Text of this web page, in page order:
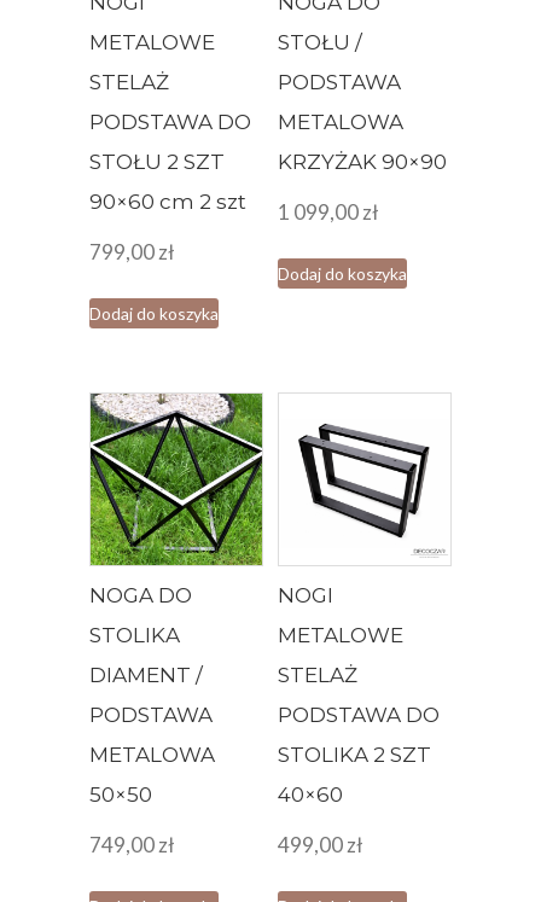
METALOWE
STELAŻ
PODSTAWA DO
STOŁU 2 SZT
90×60 cm 2 szt
799,00zł
Dodaj do koszyka
STOŁU /
PODSTAWA
METALOWA
KRZYŻAK 90×90
1 099,00zł
Dodaj do koszyka
NOGA DO
STOLIKA
DIAMENT /
PODSTAWA
METALOWA
50×50
749,00zł
NOGI
METALOWE
STELAŻ
PODSTAWA DO
STOLIKA 2 SZT
40×60
499,00zł